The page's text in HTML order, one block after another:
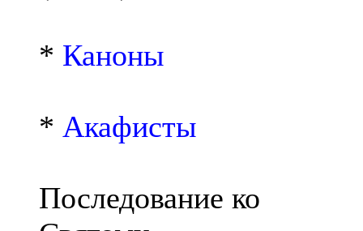
* Каноны
* Акафисты
Последование ко